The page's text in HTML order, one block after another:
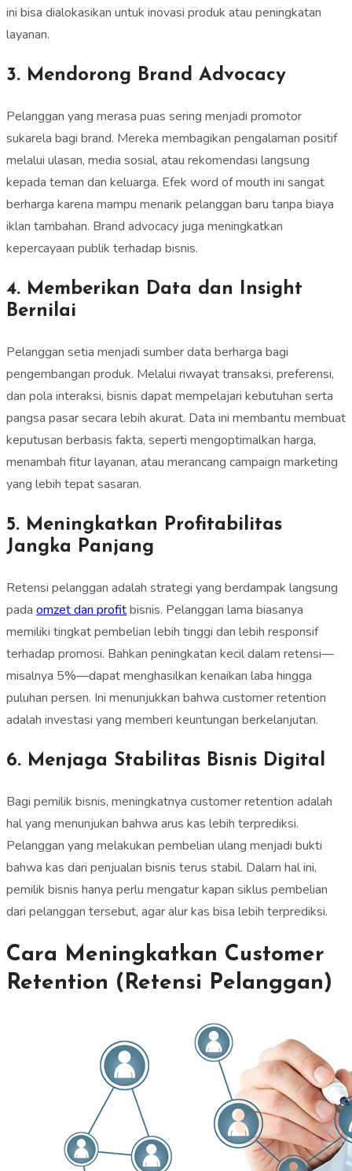
ini bisa dialokasikan untuk inovasi produk atau peningkatan
layanan.
3. Mendorong Brand Advocacy
Pelanggan yang merasa puas sering menjadi promotor
sukarela bagi brand. Mereka membagikan pengalaman positif
melalui ulasan, media sosial, atau rekomendasi langsung
kepada teman dan keluarga. Efek word of mouth ini sangat
berharga karena mampu menarik pelanggan baru tanpa biaya
iklan tambahan. Brand advocacy juga meningkatkan
kepercayaan publik terhadap bisnis.
4. Memberikan Data dan Insight
Bernilai
Pelanggan setia menjadi sumber data berharga bagi
pengembangan produk. Melalui riwayat transaksi, preferensi,
dan pola interaksi, bisnis dapat mempelajari kebutuhan serta
pangsa pasar secara lebih akurat. Data ini membantu membuat
keputusan berbasis fakta, seperti mengoptimalkan harga,
menambah fitur layanan, atau merancang campaign marketing
yang lebih tepat sasaran.
5. Meningkatkan Profitabilitas
Jangka Panjang
Retensi pelanggan adalah strategi yang berdampak langsung
pada omzet dan profitbisnis. Pelanggan lama biasanya
memiliki tingkat pembelian lebih tinggi dan lebih responsif
terhadap promosi. Bahkan peningkatan kecil dalam retensi—
misalnya 5%—dapat menghasilkan kenaikan laba hingga
puluhan persen. Ini menunjukkan bahwa customer retention
adalah investasi yang memberi keuntungan berkelanjutan.
6. Menjaga Stabilitas Bisnis Digital
Bagi pemilik bisnis, meningkatnya customer retention adalah
hal yang menunjukan bahwa arus kas lebih terprediksi.
Pelanggan yang melakukan pembelian ulang menjadi bukti
bahwa kas dari penjualan bisnis terus stabil. Dalam hal ini,
pemilik bisnis hanya perlu mengatur kapan siklus pembelian
dari pelanggan tersebut, agar alur kas bisa lebih terprediksi.
Cara Meningkatkan Customer
Retention (Retensi Pelanggan)